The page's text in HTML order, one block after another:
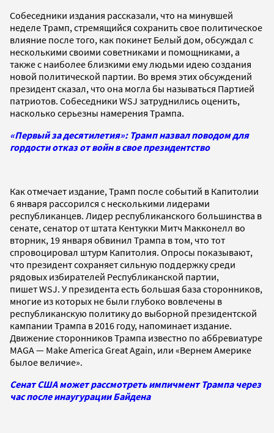
Собеседники издания рассказали, что на минувшей
неделе Трамп, стремящийся сохранить свое политическое
влияние после того, как покинет Белый дом, обсуждал с
несколькими своими советниками и помощниками, а
также с наиболее близкими ему людьми идею создания
новой политической партии. Во время этих обсуждений
президент сказал, что она могла бы называться Партией
патриотов. Собеседники WSJ затруднились оценить,
насколько серьезны намерения Трампа.
«Первый за десятилетия»: Трамп назвал поводом для
гордости отказ от войн в свое президентство
Как отмечает издание, Трамп после событий в Капитолии
6 января рассорился с несколькими лидерами
республиканцев. Лидер республиканского большинства в
сенате, сенатор от штата Кентукки Митч Макконелл во
вторник, 19 января обвинил Трампа в том, что тот
спровоцировал штурм Капитолия. Опросы показывают,
что президент сохраняет сильную поддержку среди
рядовых избирателей Республиканской партии,
пишет WSJ. У президента есть большая база сторонников,
многие из которых не были глубоко вовлечены в
республиканскую политику до выборной президентской
кампании Трампа в 2016 году, напоминает издание.
Движение сторонников Трампа известно по аббревиатуре
MAGA — Make America Great Again, или «Вернем Америке
былое величие».
Сенат США может рассмотреть импичмент Трампа через
час после инаугурации Байдена